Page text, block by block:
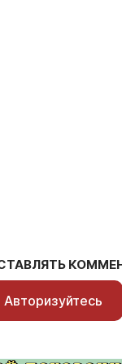
Авторизуйтесь